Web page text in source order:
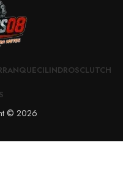
CILINDROSCLUTCH
© 2026